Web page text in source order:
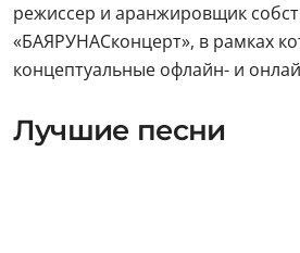
режиссер и аранжировщик
«БАЯРУНАСконцерт», в рамках
концептуальные офлайн- и
Лучшие песни